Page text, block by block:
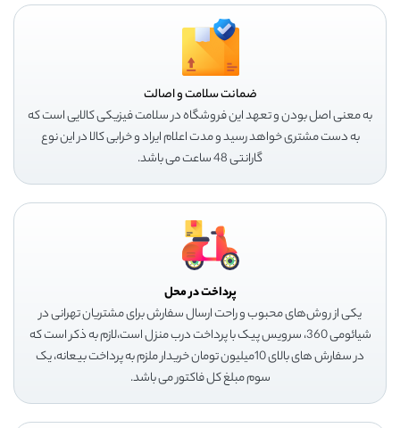
ضمانت سلامت و اصالت
به معنی اصل بودن و تعهد این فروشگاه در سلامت فیزیکی کالایی است که
به دست مشتری خواهد رسید و مدت اعلام ایراد و خرابی کالا در این نوع
گارانتی 48 ساعت می باشد.
پرداخت در محل
یکی از روش‌های محبوب و راحت ارسال سفارش برای مشتریان تهرانی در
شیائومی 360، سرویس پیک با پرداخت درب منزل است،لازم به ذکر است که
در سفارش های بالای 10میلیون تومان خریدار ملزم به پرداخت بیعانه، یک
سوم مبلغ کل فاکتور می باشد.